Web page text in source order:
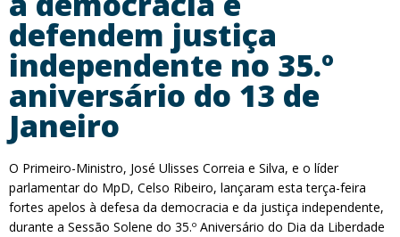
defendem justiça
independente no 35.º
aniversário do 13 de
Janeiro
O Primeiro-Ministro, José Ulisses Correia e Silva, e o líder
parlamentar do MpD, Celso Ribeiro, lançaram esta terça-feira
fortes apelos à defesa da democracia e da justiça independente,
durante a Sessão Solene do 35.º Aniversário do Dia da Liberdade